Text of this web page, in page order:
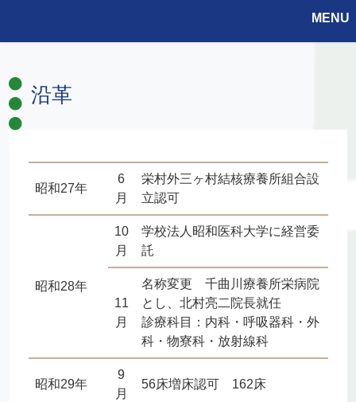
MENU
沿革
昭和27年
6
月
栄村外三ヶ村結核療養所組合設
立認可
昭和28年
10
月
学校法人昭和医科大学に経営委
託
11
月
名称変更 千曲川療養所栄病院
とし、北村亮二院長就任
診療科目：内科・呼吸器科・外
科・物寮科・放射線科
昭和29年
9
月
56床増床認可 162床